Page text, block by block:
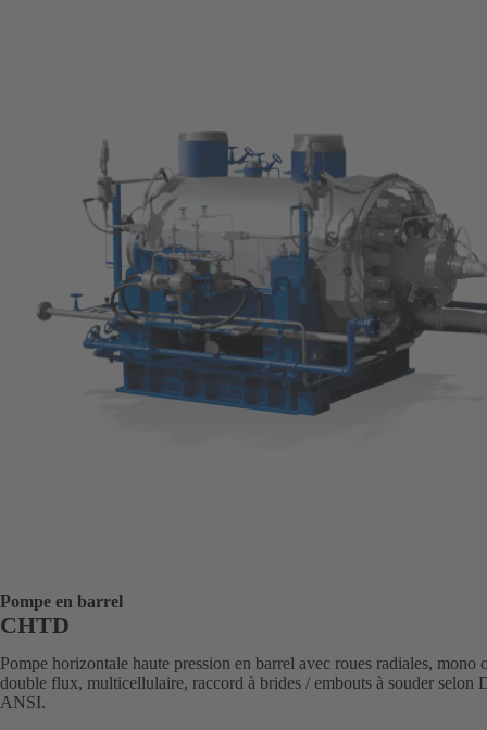
Pompe en barrel
CHTD
Pompe horizontale haute pression en barrel avec roues radiales, mono
double flux, multicellulaire, raccord à brides / embouts à souder selon
ANSI.